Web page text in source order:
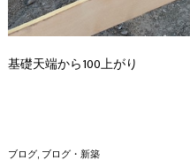
基礎天端から100上がり
ブログ ブログ・新築